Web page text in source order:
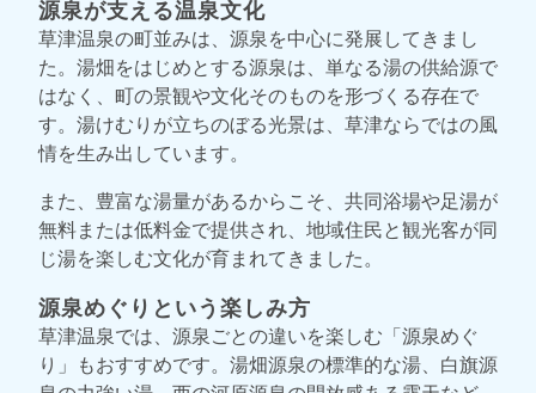
源泉が支える温泉文化
草津温泉の町並みは、源泉を中心に発展してきまし
た。湯畑をはじめとする源泉は、単なる湯の供給源で
はなく、町の景観や文化そのものを形づくる存在で
す。湯けむりが立ちのぼる光景は、草津ならではの風
情を生み出しています。
また、豊富な湯量があるからこそ、共同浴場や足湯が
無料または低料金で提供され、地域住民と観光客が同
じ湯を楽しむ文化が育まれてきました。
源泉めぐりという楽しみ方
草津温泉では、源泉ごとの違いを楽しむ「源泉めぐ
り」もおすすめです。湯畑源泉の標準的な湯、白旗源